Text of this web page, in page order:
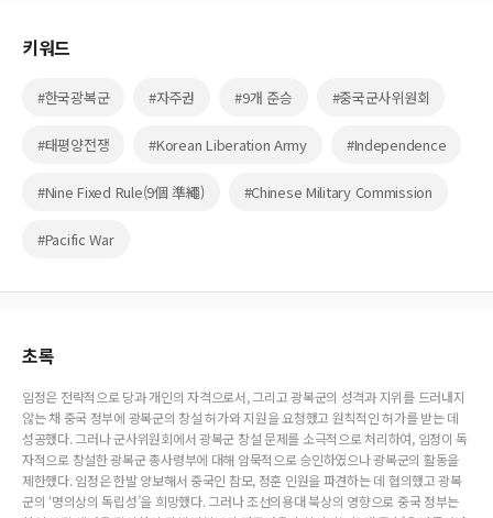
키워드
#한국광복군 #자주권 #9개 준승 #중국군사위원회
#태평양전쟁 #Korean Liberation Army #Independence
#Nine Fixed Rule(9個 準繩) #Chinese Military Commission
#Pacific War
초록
임정은 전략적으로 당과 개인의 자격으로서, 그리고 광복군의 성격과 지위를 드러내지
않는 채 중국 정부에 광복군의 창설 허가와 지원을 요청했고 원칙적인 허가를 받는 데
성공했다. 그러나 군사위원회에서 광복군 창설 문제를 소극적으로 처리하여, 임정이 독
자적으로 창설한 광복군 총사령부에 대해 암묵적으로 승인하였으나 광복군의 활동을
제한했다. 임정은 한발 양보해서 중국인 참모, 정훈 인원을 파견하는 데 협의했고 광복
군의 ‘명의상의 독립성’을 희망했다. 그러나 조선의용대 북상의 영향으로 중국 정부는